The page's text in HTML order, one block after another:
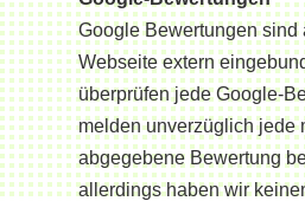
Google Bewertungen sind
Webseite extern
überprüfen jede Google-
melden unverzüglich jede
abgegebene Bewertung
allerdings haben wir